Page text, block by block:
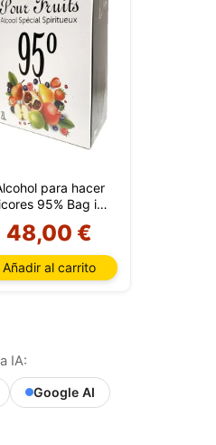
para hacer
95% Bag in
48,00 €
Añadir al carrito
IA:
Google AI